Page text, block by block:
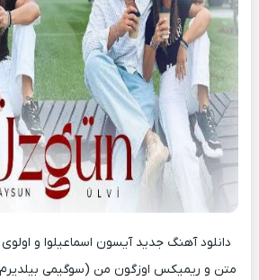
متن و ریمیکس اوزگون من (سوگیمی